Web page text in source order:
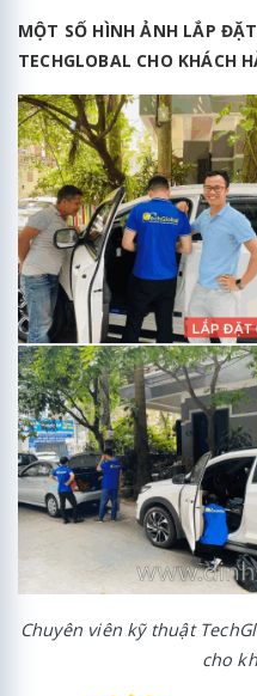
MỘT SỐ HÌNH ẢNH LẮP
TECHGLOBAL CHO KHÁCH
Chuyên viên kỹ thuật
cho